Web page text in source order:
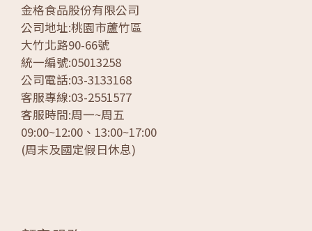
金格食品股份有限公司
公司地址:桃園市蘆竹區
大竹北路90-66號
統一編號:05013258
公司電話:03-3133168
客服專線:03-2551577
客服時間:周一~周五
09:00~12:00、13:00~17:00
(周末及國定假日休息)